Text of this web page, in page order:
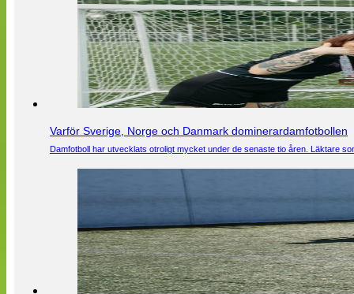
Varför Sverige, Norge och Danmark dominerardamfotbollen
Damfotboll har utvecklats otroligt mycket under de senaste tio åren. Läktare